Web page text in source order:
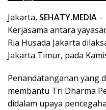
Jakarta, SEHATY.MEDIA
Kerjasama antara
Ria Husada Jakarta
Jakarta Timur, pada
Penandatanganan yang
membantu Tri Dharma
didalam upaya